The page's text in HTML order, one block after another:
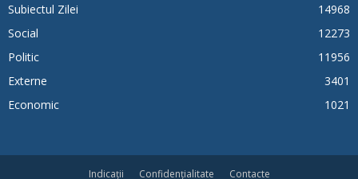
Subiectul Zilei
14968
Social
12273
Politic
11956
Externe
3401
Economic
1021
Indicații Confidențialitate Contacte